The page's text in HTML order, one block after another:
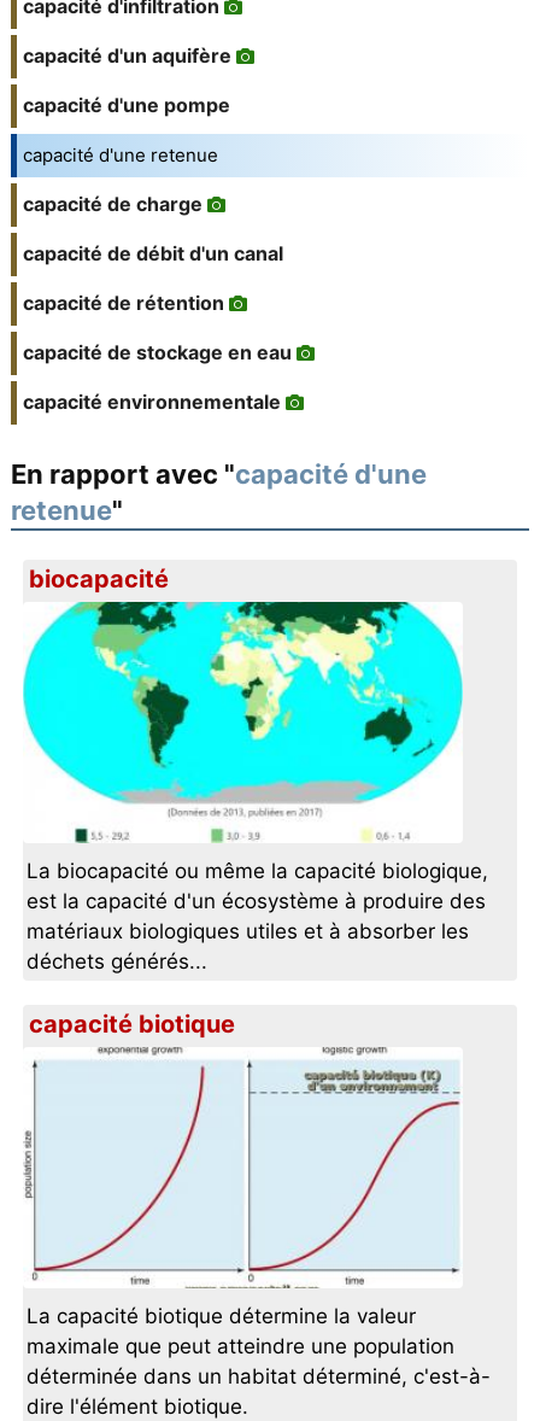
capacité d'infiltration
capacité d'un aquifère
capacité d'une pompe
capacité d'une retenue
capacité de charge
capacité de débit d'un canal
capacité de rétention
capacité de stockage en eau
capacité environnementale
En rapport avec "capacité d'une
retenue"
biocapacité
La biocapacité ou même la capacité biologique,
est la capacité d'un écosystème à produire des
matériaux biologiques utiles et à absorber les
déchets générés...
capacité biotique
La capacité biotique détermine la valeur
maximale que peut atteindre une population
déterminée dans un habitat déterminé, c'est-à-
dire l'élément biotique.